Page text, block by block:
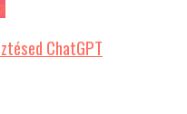
ChatGPT